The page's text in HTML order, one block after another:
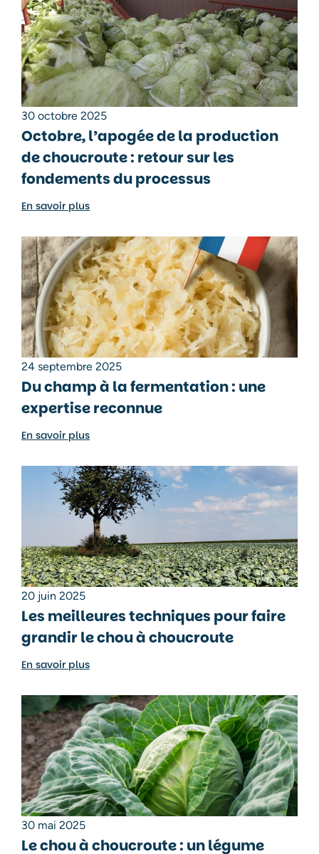
30 octobre 2025
Octobre, l’apogée de la production
de choucroute : retour sur les
fondements du processus
En savoir plus
24 septembre 2025
Du champ à la fermentation : une
expertise reconnue
En savoir plus
20 juin 2025
Les meilleures techniques pour faire
grandir le chou à choucroute
En savoir plus
30 mai 2025
Le chou à choucroute : un légume